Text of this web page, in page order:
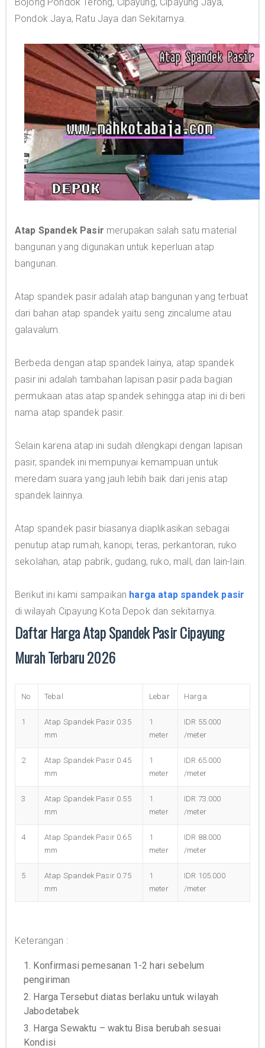
Pondok Jaya, Ratu Jaya dan Sekitarnya.
Atap Spandek Pasir merupakan salah satu material
bangunan yang digunakan untuk keperluan atap
bangunan.
Atap spandek pasir adalah atap bangunan yang terbuat
dari bahan atap spandek yaitu seng zincalume atau
galavalum.
Berbeda dengan atap spandek lainya, atap spandek
pasir ini adalah tambahan lapisan pasir pada bagian
permukaan atas atap spandek sehingga atap ini di beri
nama atap spandek pasir.
Selain karena atap ini sudah dilengkapi dengan lapisan
pasir, spandek ini mempunyai kemampuan untuk
meredam suara yang jauh lebih baik dari jenis atap
spandek lainnya.
Atap spandek pasir biasanya diaplikasikan sebagai
penutup atap rumah, kanopi, teras, perkantoran, ruko
sekolahan, atap pabrik, gudang, ruko, mall, dan lain-lain.
Berikut ini kami sampaikan harga atap spandek pasir
di wilayah Cipayung Kota Depok dan sekitarnya.
Daftar Harga Atap Spandek Pasir Cipayung
Murah Terbaru 2026
No Tebal Lebar Harga
1
Atap Spandek Pasir 0.35
mm
1
meter
IDR 55.000
/meter
2
Atap Spandek Pasir 0.45
mm
1
meter
IDR 65.000
/meter
3
Atap Spandek Pasir 0.55
mm
1
meter
IDR 73.000
/meter
4
Atap Spandek Pasir 0.65
mm
1
meter
IDR 88.000
/meter
5
Atap Spandek Pasir 0.75
mm
1
meter
IDR 105.000
/meter
Keterangan :
1. Konfirmasi pemesanan 1-2 hari sebelum
pengiriman
2. Harga Tersebut diatas berlaku untuk wilayah
Jabodetabek
3. Harga Sewaktu – waktu Bisa berubah sesuai
Kondisi